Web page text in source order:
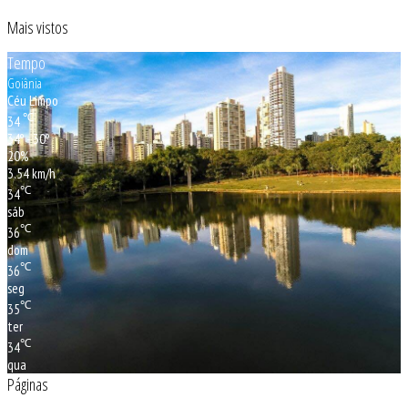
Mais vistos
Tempo
Goiânia
Céu Limpo
34℃
34º - 30º
20%
3.54 km/h
34℃
sáb
36℃
dom
36℃
seg
35℃
ter
34℃
qua
Páginas